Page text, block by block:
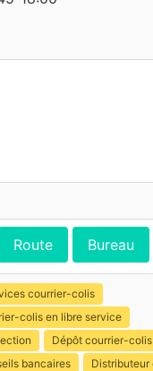
Route Bureau
courrier-colis
colis en libre service
Dépôt courrier-colis
bancaires
Distributeur